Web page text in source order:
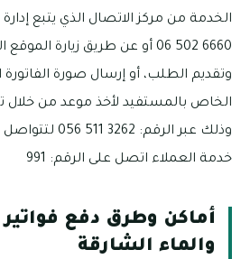
الخدمة من مركز الاتصال الذي يتبع
6660 502 06 أو عن طريق زيارة
وتقديم الطلب، أو إرسال صورة
الخاص بالمستفيد لأخذ موعد من خلال
وذلك عبر الرقم:
خدمة العملاء اتصل على الرقم: 991
أماكن وطرق دفع فواتير
والماء الشارقة